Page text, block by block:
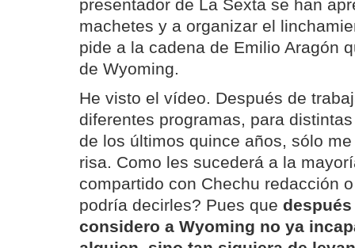
presentador de La Sexta se han
machetes y a organizar el
pide a la cadena de Emilio Aragón
de Wyoming.
He visto el vídeo. Después de
diferentes programas, para
de los últimos quince años, sólo
risa. Como les sucederá a la
compartido con Chechu redacción
podría decirles? Pues que
considero a Wyoming no ya